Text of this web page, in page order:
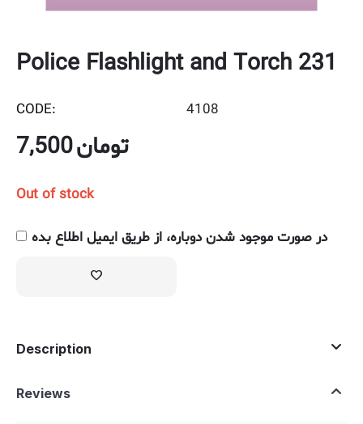
Police Flashlight and Torch 231
CODE: 4108
7,500تومان
Out of stock
در صورت موجود شدن دوباره، از طریق ایمیل اطلاع بده
Description
Reviews